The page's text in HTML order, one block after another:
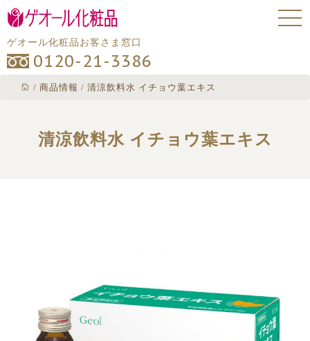
ゲオール化粧品お客さま窓口
0120-21-3386
/ 商品情報 / 清涼飲料水 イチョウ葉エキス
清涼飲料水 イチョウ葉エキス